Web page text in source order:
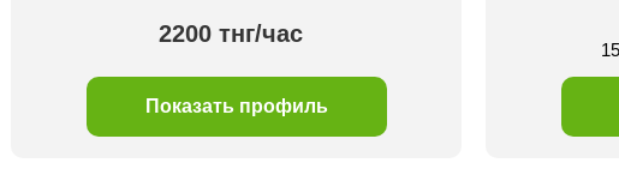
2200 тнг/час
Показать профиль